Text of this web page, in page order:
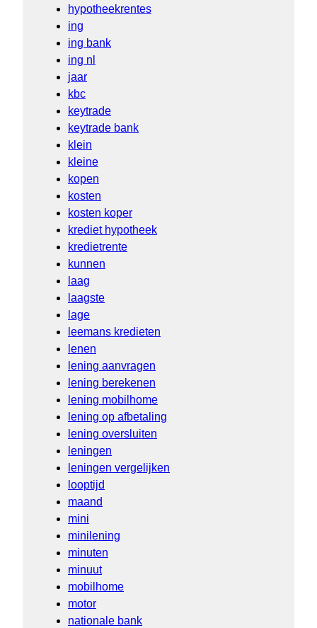
hypotheekrentes
ing
ing bank
ing nl
jaar
kbc
keytrade
keytrade bank
klein
kleine
kopen
kosten
kosten koper
krediet hypotheek
kredietrente
kunnen
laag
laagste
lage
leemans kredieten
lenen
lening aanvragen
lening berekenen
lening mobilhome
lening op afbetaling
lening oversluiten
leningen
leningen vergelijken
looptijd
maand
mini
minilening
minuten
minuut
mobilhome
motor
nationale bank